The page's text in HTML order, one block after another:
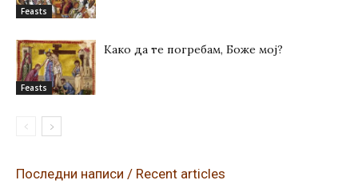
Feasts
Feasts
Како да те погребам, Боже мој?
Последни написи / Recent articles